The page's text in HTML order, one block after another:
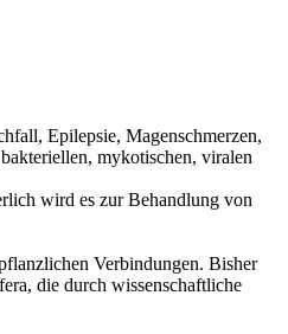
Epilepsie, Magenschmerzen,
mykotischen, viralen
wird es zur Behandlung von
Verbindungen. Bisher
die durch wissenschaftliche